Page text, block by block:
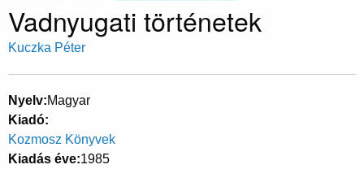
Vadnyugati történetek
Kuczka Péter
Nyelv Magyar
Kiadó
Kozmosz Könyvek
Kiadás éve 1985